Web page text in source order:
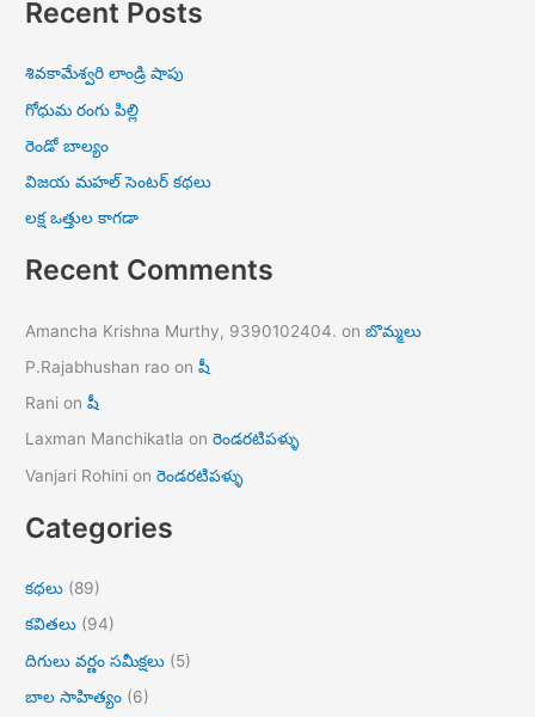
Recent Posts
శివకామేశ్వరి లాండ్రి షాపు
గోధుమ రంగు పిల్లి
రెండో బాల్యం
విజయ మహల్ సెంటర్ కథలు
లక్ష ఒత్తుల కాగడా
Recent Comments
Amancha Krishna Murthy, 9390102404. onబొమ్మలు
P.Rajabhushan rao onషీ
Rani onషీ
Laxman Manchikatla onరెండరటిపళ్ళు
Vanjari Rohini onరెండరటిపళ్ళు
Categories
కధలు (89)
కవితలు (94)
దిగులు వర్ణం సమీక్షలు (5)
బాల సాహిత్యం (6)